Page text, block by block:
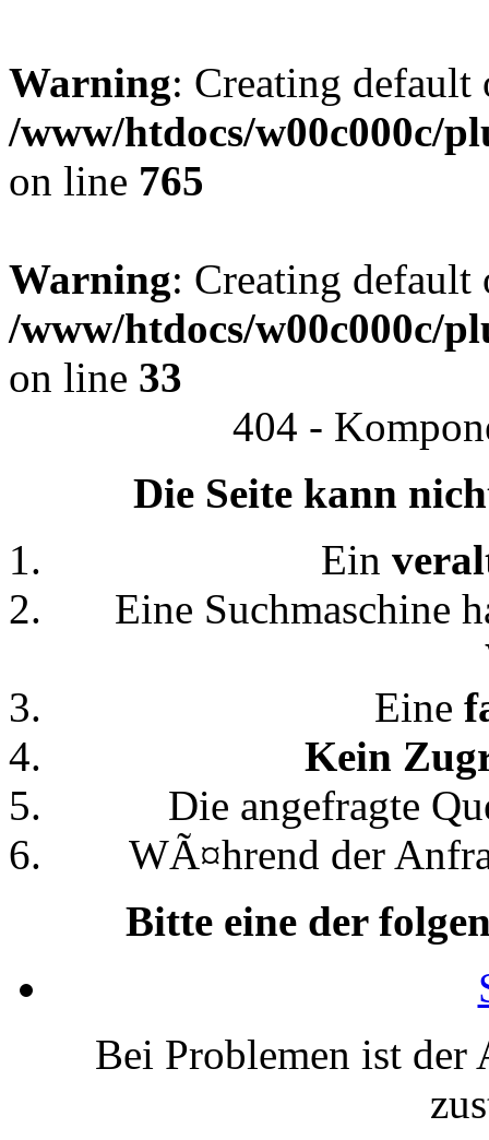
Warning: Creating
/www/htdocs/w00c000c/
on line 765
Warning: Creating
/www/htdocs/w00c000c/
on line 33
404 -
Die Seite kann
Ein
Eine Suchmaschine
Eine
Kein
Die angefragte
WÃ¤hrend der
Bitte eine der
Bei Problemen ist der